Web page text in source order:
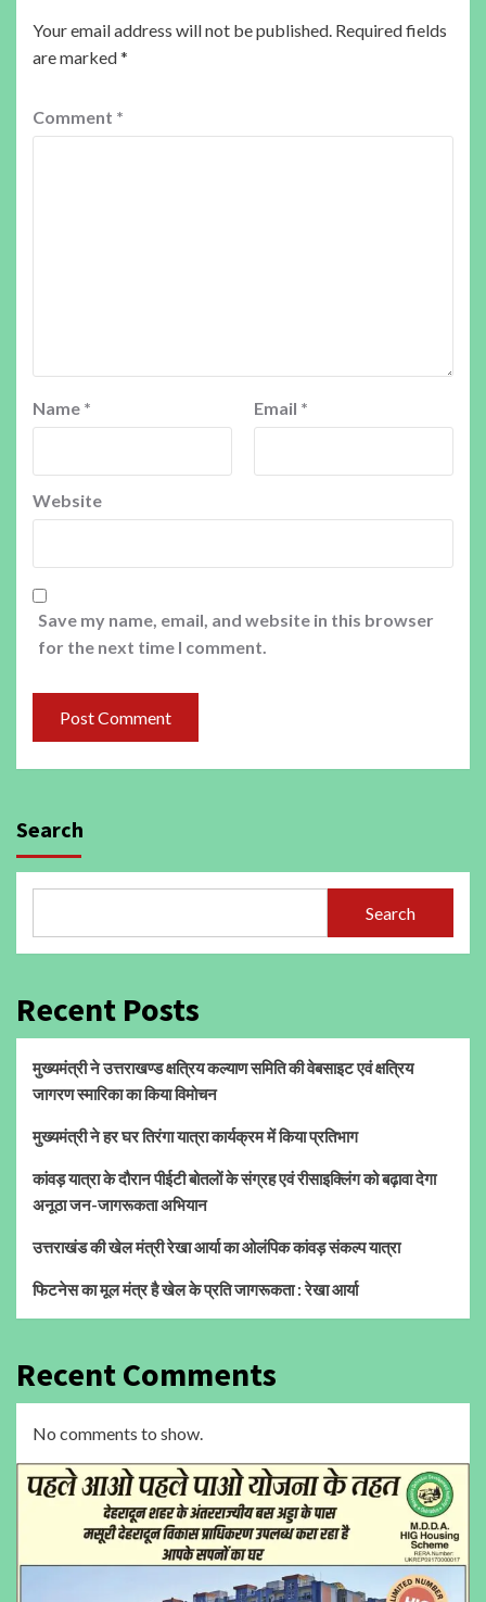
Your email address will not be published. Required fields
are marked*
Comment *
Name * Email *
Website
Save my name, email, and website in this browser
for the next time I comment.
Search
Search
Recent Posts
मुख्यमंत्री ने उत्तराखण्ड क्षत्रिय कल्याण समिति की वेबसाइट एवं क्षत्रिय
जागरण स्मारिका का किया विमोचन
मुख्यमंत्री ने हर घर तिरंगा यात्रा कार्यक्रम में किया प्रतिभाग
कांवड़ यात्रा के दौरान पीईटी बोतलों के संग्रह एवं रीसाइक्लिंग को बढ़ावा देगा
अनूठा जन-जागरूकता अभियान
उत्तराखंड की खेल मंत्री रेखा आर्या का ओलंपिक कांवड़ संकल्प यात्रा
फिटनेस का मूल मंत्र है खेल के प्रति जागरूकता : रेखा आर्या
Recent Comments
No comments to show.